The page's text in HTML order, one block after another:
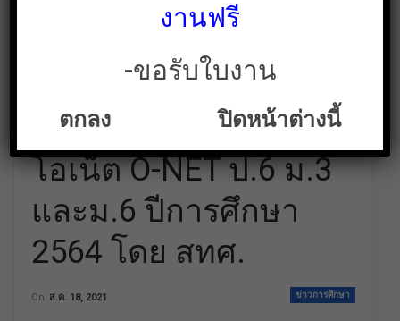
รีบอ่านรายละเอียด
ด่วน! กำหนดการ สอบ
โอเน็ต O-NET ป.6 ม.3
และม.6 ปีการศึกษา
2564 โดย สทศ.
ข่าวการศึกษา
On ส.ค. 18, 2021
งานฟรี
-ขอรับใบงาน
ตกลง ปิดหน้าต่างนี้